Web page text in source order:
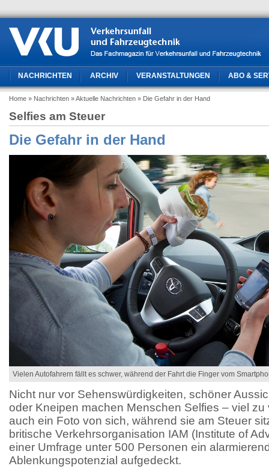
NACHRICHTEN ARCHIV VERANSTALTUNGEN ABO &
Home » Nachrichten » Aktuelle Nachrichten » Die Gefahr in der Hand
Selfies am Steuer
Die Gefahr in der Hand
Vielen Autofahrern fällt es schwer, während der Fahrt die Finger vom
Nicht nur vor Sehenswürdigkeiten, schöner
oder Kneipen machen Menschen Selfies – viel
auch ein Foto von sich, während sie am Steuer
britische Verkehrsorganisation IAM (Institute of
einer Umfrage unter 500 Personen ein
Ablenkungspotenzial aufgedeckt.